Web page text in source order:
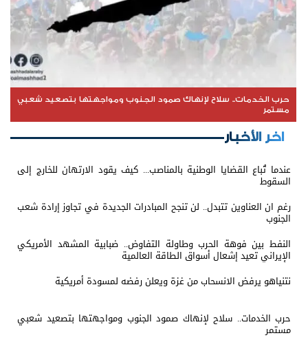
حرب الخدمات.. سلاح لإنهاك صمود الجنوب ومواجهتها بتصعيد شعبي
مستمر
اخر الأخبار
عندما تُباع القضايا الوطنية بالمناصب... كيف يقود الارتهان للخارج إلى
السقوط
رغم ان العناوين تتبدل.. لن تنجح المبادرات الجديدة في تجاوز إرادة شعب
الجنوب
النفط بين فوهة الحرب وطاولة التفاوض.. ضبابية المشهد الأمريكي
الإيراني تعيد إشعال أسواق الطاقة العالمية
نتنياهو يرفض الانسحاب من غزة ويعلن رفضه لمسودة أمريكية
حرب الخدمات.. سلاح لإنهاك صمود الجنوب ومواجهتها بتصعيد شعبي
مستمر